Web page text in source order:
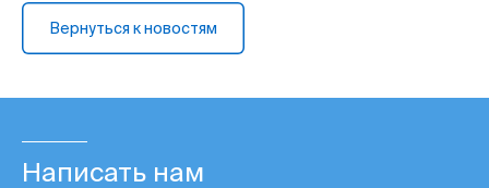
Вернуться к новостям
Написать нам